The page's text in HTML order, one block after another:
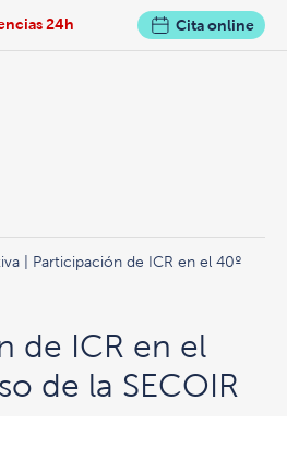
24h Cita online
| Participación de ICR en el 40º
de ICR en el
de la SECOIR